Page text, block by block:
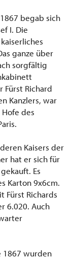
begab sich
I. Die
ganze über
sorgfältig
Fürst Richard
Kanzlers, war
des
Kaisers der
hat er sich für
Es
Karton 9x6cm.
Fürst Richards
6.020. Auch
1867 wurden